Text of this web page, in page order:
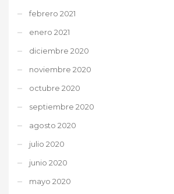
febrero 2021
enero 2021
diciembre 2020
noviembre 2020
octubre 2020
septiembre 2020
agosto 2020
julio 2020
junio 2020
mayo 2020